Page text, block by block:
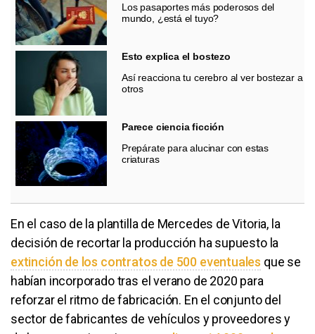
Los pasaportes más poderosos del
mundo, ¿está el tuyo?
Esto explica el bostezo
Así reacciona tu cerebro al ver bostezar a
otros
Parece ciencia ficción
Prepárate para alucinar con estas
criaturas
En el caso de la plantilla de Mercedes de Vitoria, la
decisión de recortar la producción ha supuesto la
extinción de los contratos de 500 eventuales que se
habían incorporado tras el verano de 2020 para
reforzar el ritmo de fabricación. En el conjunto del
sector de fabricantes de vehículos y proveedores y